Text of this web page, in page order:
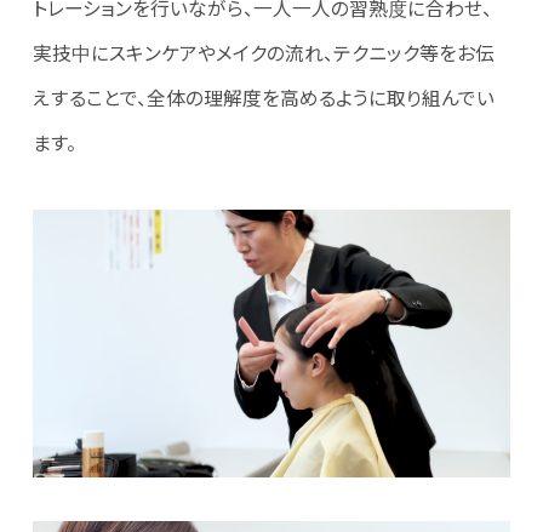
トレーションを行いながら、一人一人の習熟度に合わせ、
実技中にスキンケアやメイクの流れ、テクニック等をお伝
えすることで、全体の理解度を高めるように取り組んでい
ます。